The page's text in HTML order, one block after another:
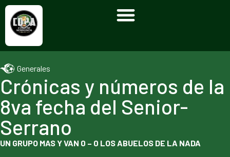
Generales
Crónicas y números de la
8va fecha del Senior-
Serrano
UN GRUPO MAS Y VAN 0 – 0 LOS ABUELOS DE LA NADA